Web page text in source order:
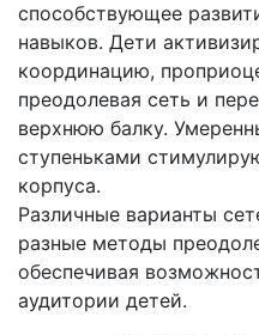
способствующее
навыков. Дети
координацию,
преодолевая сеть и
верхнюю балку.
ступеньками
корпуса.
Различные варианты
разные методы
обеспечивая
аудитории детей.